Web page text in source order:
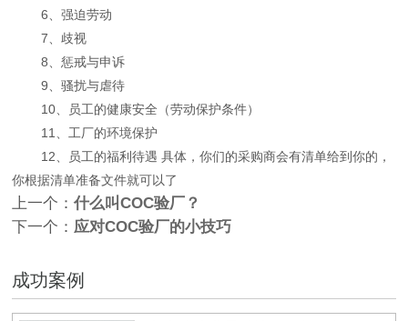
6、强迫劳动
7、歧视
8、惩戒与申诉
9、骚扰与虐待
10、员工的健康安全（劳动保护条件）
11、工厂的环境保护
12、员工的福利待遇 具体，你们的采购商会有清单给到你的，
你根据清单准备文件就可以了
上一个：什么叫COC验厂？
下一个： 应对COC验厂的小技巧
成功案例